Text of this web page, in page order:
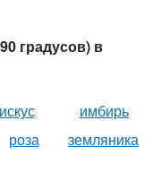
градусов) в
имбирь
роза земляника